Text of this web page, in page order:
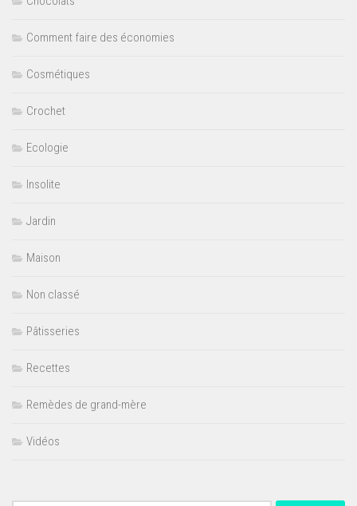
Comment faire des économies
Cosmétiques
Crochet
Ecologie
Insolite
Jardin
Maison
Non classé
Pâtisseries
Recettes
Remèdes de grand-mère
Vidéos